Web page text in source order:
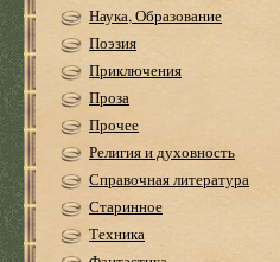
Наука, Образование
Поэзия
Приключения
Проза
Прочее
Религия и духовность
Справочная литература
Старинное
Техника